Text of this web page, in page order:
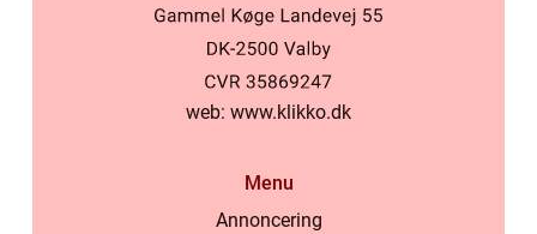
web: www.klikko.dk
Menu
Annoncering